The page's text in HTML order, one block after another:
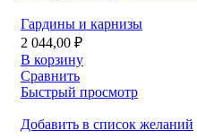
Гардины и карнизы
2 044,00 ₽
В корзину
Сравнить
Быстрый просмотр
Добавить в список желаний